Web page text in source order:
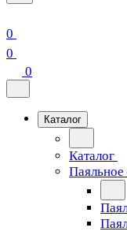
0
0
0
Каталог
Каталог
Паяльное